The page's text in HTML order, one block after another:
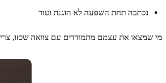
נכתבה תחת השפעה לא הוגנת ועוד
מי שמצאו את עצמם מתמודדים עם צוואה שכזו,